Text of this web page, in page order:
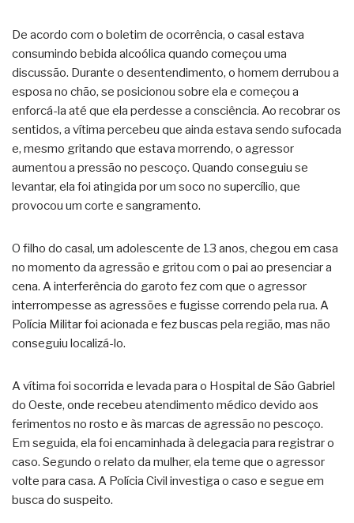
De acordo com o boletim de ocorrência, o casal estava
consumindo bebida alcoólica quando começou uma
discussão. Durante o desentendimento, o homem derrubou a
esposa no chão, se posicionou sobre ela e começou a
enforcá-la até que ela perdesse a consciência. Ao recobrar os
sentidos, a vítima percebeu que ainda estava sendo sufocada
e, mesmo gritando que estava morrendo, o agressor
aumentou a pressão no pescoço. Quando conseguiu se
levantar, ela foi atingida por um soco no supercílio, que
provocou um corte e sangramento.
O filho do casal, um adolescente de 13 anos, chegou em casa
no momento da agressão e gritou com o pai ao presenciar a
cena. A interferência do garoto fez com que o agressor
interrompesse as agressões e fugisse correndo pela rua. A
Polícia Militar foi acionada e fez buscas pela região, mas não
conseguiu localizá-lo.
A vítima foi socorrida e levada para o Hospital de São Gabriel
do Oeste, onde recebeu atendimento médico devido aos
ferimentos no rosto e às marcas de agressão no pescoço.
Em seguida, ela foi encaminhada à delegacia para registrar o
caso. Segundo o relato da mulher, ela teme que o agressor
volte para casa. A Polícia Civil investiga o caso e segue em
busca do suspeito.